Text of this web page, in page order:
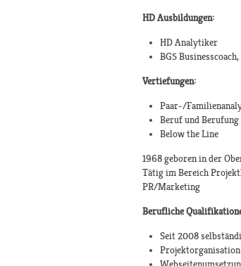
HD Ausbildungen:
HD Analytiker
BG5
Vertiefungen:
Paar-/
Beruf und Berufung
Below the Line
1968 geboren in der
Tätig im Bereich
PR/Marketing
Berufliche
Seit 2008